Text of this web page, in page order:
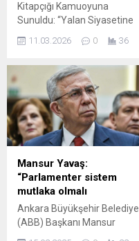
Kitapçığı Kamuoyuna
Sunuldu: “Yalan Siyasetine
Türk siyasetinde yeni bir
Millî Ulusal Parti (MUP),
kuruluş felsefesini, siyasi
hedeflerini ve projelerini
içeren kapsamlı tanıtım
kitapçığını kamuoyuna
sundu. Parti Genel Başkanı
Mehmet Taşdemir
liderliğinde hazırlanan
kitapçıkta, partinin kuruluş
11.03.2026 0 36
Mansur Yavaş:
“Parlamenter sistem
mutlaka olmalı
Ankara Büyükşehir Belediye
(ABB) Başkanı Mansur
Yavaş, "Parlamenter sistem